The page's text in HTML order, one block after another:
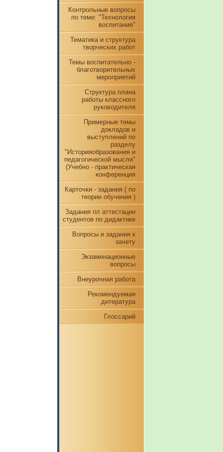
Контрольные вопросы
по теме: "Технология
воспитания"
Тематика и структура
творческих работ
Темы воспитательно -
благотворительных
мероприятий
Структура плана
работы классного
руководителя
Примерные темы
докладов и
выступлений по
разделу
"Историяобразования и
педагогической мысли"
(Учебно - практическая
конференция
Карточки - задания ( по
теории обучения )
Задания пл аттестации
студентов по дидактике
Вопросы и задания к
зачету
Экзаменационные
вопросы
Внеурочная работа
Рекомендуемая
дитература
Глоссарий